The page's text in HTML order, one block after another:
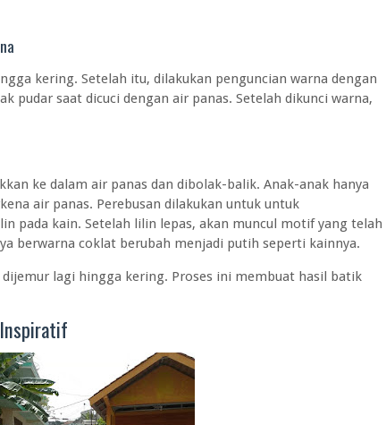
kering. Setelah itu, dilakukan penguncian warna dengan
pudar saat dicuci dengan air panas. Setelah dikunci warna,
ke dalam air panas dan dibolak-balik. Anak-anak hanya
air panas. Perebusan dilakukan untuk untuk
pada kain. Setelah lilin lepas, akan muncul motif yang telah
berwarna coklat berubah menjadi putih seperti kainnya.
lagi hingga kering. Proses ini membuat hasil batik